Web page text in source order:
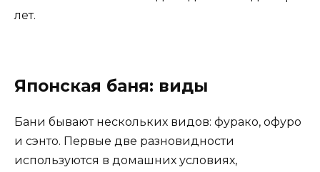
лет.
Японская баня: виды
Бани бывают нескольких видов: фурако, офуро
и сэнто. Первые две разновидности
используются в домашних условиях,